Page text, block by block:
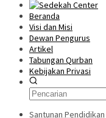
Beranda
Visi dan Misi
Dewan Pengurus
Artikel
Tabungan Qurban
Kebijakan Privasi
Santunan Pendidikan